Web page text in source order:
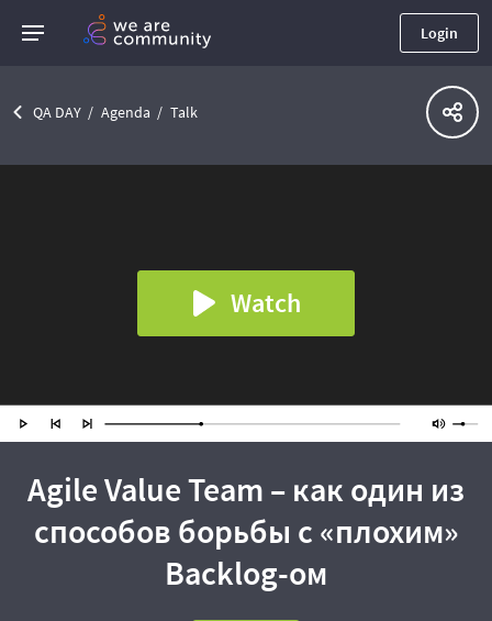
Login
QA DAY Agenda Talk
Watch
Agile Value Team – как один из
способов борьбы с «плохим»
Backlog-ом